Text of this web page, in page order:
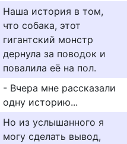
Наша история в том,
что собака, этот
гигантский монстр
дернула за поводок и
повалила её на пол.
- Вчера мне рассказали
одну историю...
Но из услышанного я
могу сделать вывод,